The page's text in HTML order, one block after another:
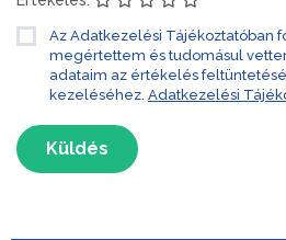
Az Adatkezelési Tájékoztatóban
megértettem és tudomásul
adataim az értékelés
kezeléséhez. Adatkezelési
Küldés